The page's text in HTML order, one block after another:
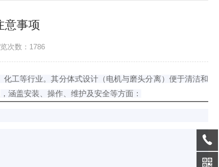
意事项
次数：1786
工等行业。其分体式设计（电机与磨头分离）便于清洁和
，涵盖安装、操作、维护及安全等方面：